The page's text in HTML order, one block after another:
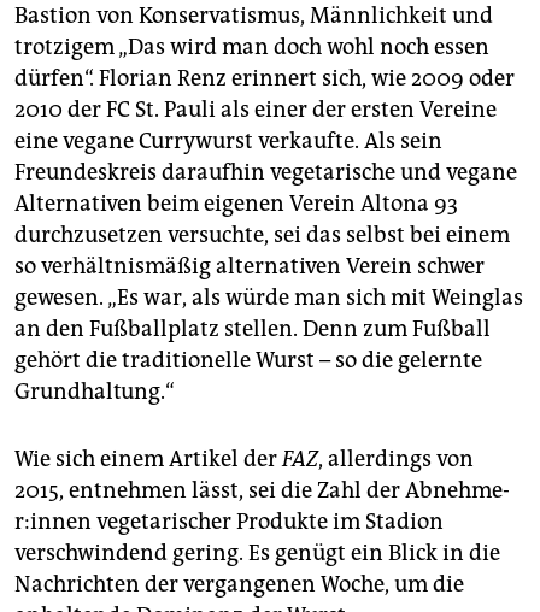
Bastion von Konservatismus, Männlichkeit und
trotzigem „Das wird man doch wohl noch essen
dürfen“. Florian Renz erinnert sich, wie 2009 oder
2010 der FC St. Pauli als einer der ersten Vereine
eine vegane Currywurst verkaufte. Als sein
Freundeskreis daraufhin vegetarische und vegane
Alternativen beim eigenen Verein Altona 93
durchzusetzen versuchte, sei das selbst bei einem
so verhältnismäßig alternativen Verein schwer
gewesen. „Es war, als würde man sich mit Weinglas
an den Fußballplatz stellen. Denn zum Fußball
gehört die traditionelle Wurst – so die gelernte
Grundhaltung.“
Wie sich einem Artikel derFAZ, allerdings von
2015, entnehmen lässt, sei die Zahl der Ab­neh­me­
r:in­nen vegetarischer Produkte im Stadion
verschwindend gering. Es genügt ein Blick in die
Nachrichten der vergangenen Woche, um die